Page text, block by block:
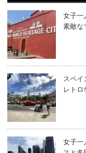
女子一
素敵な
スペイ
レト
女子一